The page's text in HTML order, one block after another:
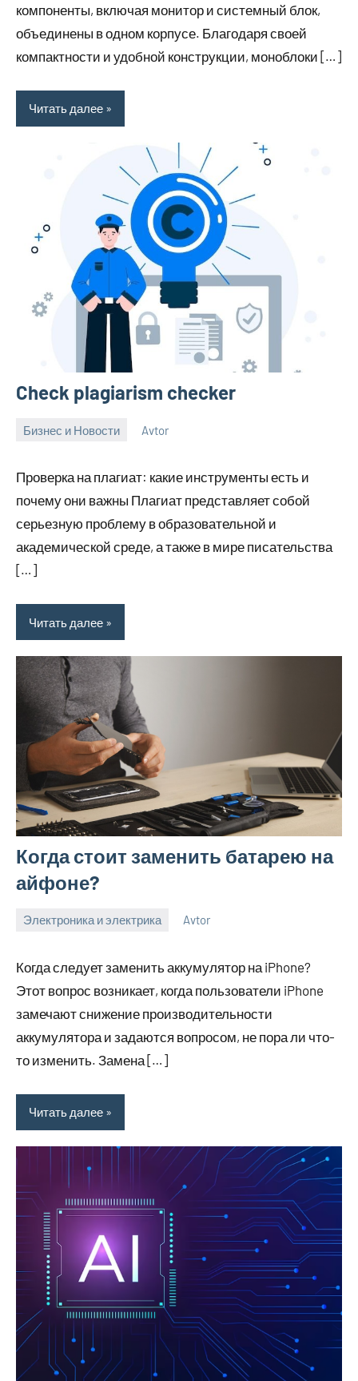
компоненты, включая монитор и системный блок,
объединены в одном корпусе. Благодаря своей
компактности и удобной конструкции, моноблоки […]
Читать далее
Check plagiarism checker
Бизнес и Новости
2023
Avtor
Проверка на плагиат: какие инструменты есть и
почему они важны Плагиат представляет собой
серьезную проблему в образовательной и
академической среде, а также в мире писательства
[…]
Читать далее
Когда стоит заменить батарею на
айфоне?
Электроника и электрика
2023
Avtor
Когда следует заменить аккумулятор на iPhone?
Этот вопрос возникает, когда пользователи iPhone
замечают снижение производительности
аккумулятора и задаются вопросом, не пора ли что-
то изменить. Замена […]
Читать далее